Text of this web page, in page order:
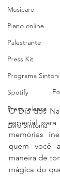
Musicare
Piano online
Palestrante
Press Kit
Programa
Spotify
Press release
Livro Sintonia
O Dia dos
especial
memórias
quem você
maneira de
mágica do